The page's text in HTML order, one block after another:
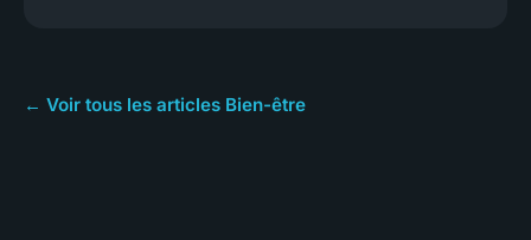
← Voir tous les articles Bien-être